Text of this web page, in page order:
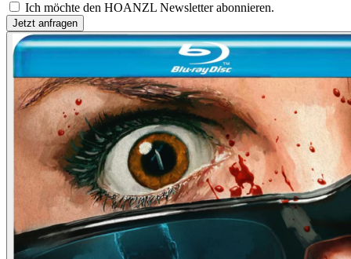
Ich möchte den HOANZL Newsletter abonnieren.